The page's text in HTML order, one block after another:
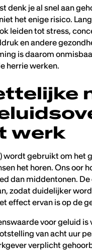
5
6
denk je al snel aan
het enige risico.
leiden tot stress,
en andere
is daarom
herrie werken.
werk
wordt gebruikt om het
het horen. Ons oor
dan middentonen.
zodat duidelijker
effect ervan is op de
voor geluid
van acht uur
verplicht